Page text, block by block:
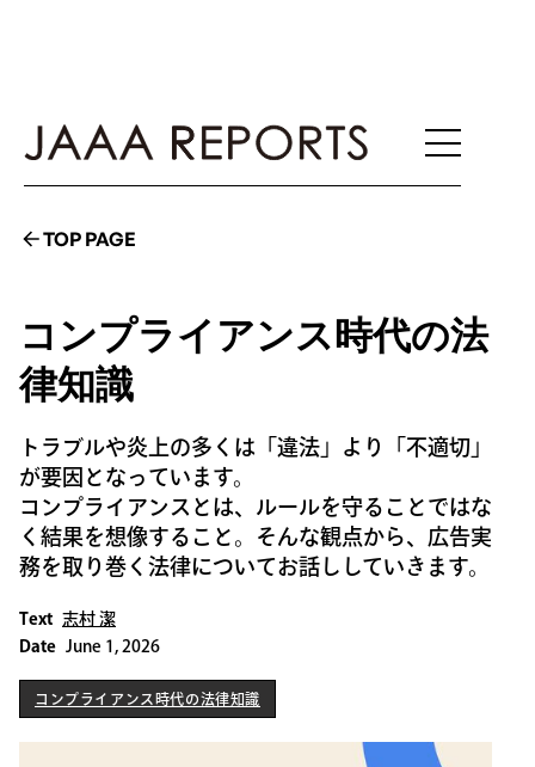
TOP PAGE
コンプライアンス時代の法
律知識
トラブルや炎上の多くは「違法」より「不適切」
が要因となっています。
コンプライアンスとは、ルールを守ることではな
く結果を想像すること。そんな観点から、広告実
務を取り巻く法律についてお話ししていきます。
Text 志村 潔
Date June 1, 2026
コンプライアンス時代の法律知識
コンプライアンス時代の法律知識